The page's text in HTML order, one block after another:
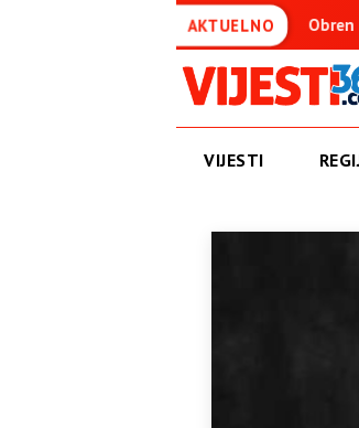
AKTUELNO
Obren Petrović: BN
VIJESTI